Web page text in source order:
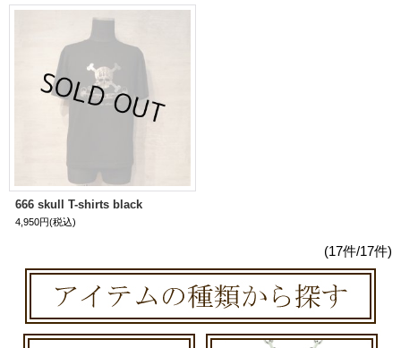
666 skull T-shirts black
4,950円(税込)
(17件/17件)